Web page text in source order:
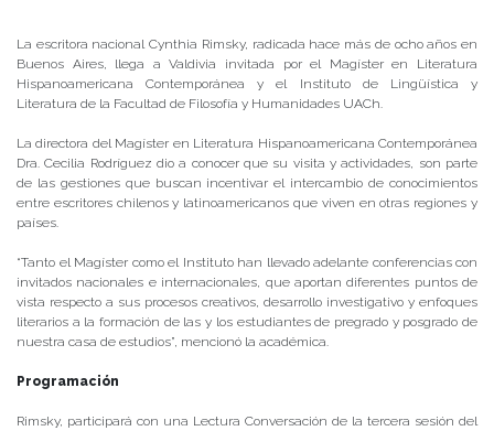
La escritora nacional Cynthia Rimsky, radicada hace más de ocho años en
Buenos Aires, llega a Valdivia invitada por el Magíster en Literatura
Hispanoamericana Contemporánea y el Instituto de Lingüística y
Literatura de la Facultad de Filosofía y Humanidades UACh.
La directora del Magíster en Literatura Hispanoamericana Contemporánea
Dra. Cecilia Rodríguez dio a conocer que su visita y actividades, son parte
de las gestiones que buscan incentivar el intercambio de conocimientos
entre escritores chilenos y latinoamericanos que viven en otras regiones y
países.
“Tanto el Magíster como el Instituto han llevado adelante conferencias con
invitados nacionales e internacionales, que aportan diferentes puntos de
vista respecto a sus procesos creativos, desarrollo investigativo y enfoques
literarios a la formación de las y los estudiantes de pregrado y posgrado de
nuestra casa de estudios”, mencionó la académica.
Programación
Rimsky, participará con una Lectura Conversación de la tercera sesión del